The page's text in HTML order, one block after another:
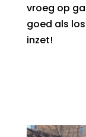
vroeg op
goed als
inzet!